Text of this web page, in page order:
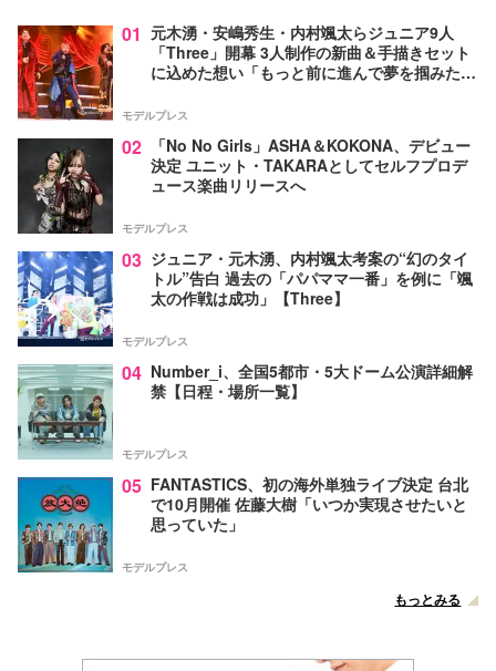
01 元木湧・安嶋秀生・内村颯太らジュニア9人
「Three」開幕 3人制作の新曲＆手描きセット
に込めた想い「もっと前に進んで夢を掴みた
モデルプレス
02
「No No Girls」ASHA＆KOKONA、デビュー
決定 ユニット・TAKARAとしてセルフプロデ
ュース楽曲リリースへ
モデルプレス
03 ジュニア・元木湧、内村颯太考案の“幻のタイ
トル”告白 過去の「パパママ一番」を例に「颯
太の作戦は成功」【Three】
モデルプレス
04 Number_i、全国5都市・5大ドーム公演詳細解
禁【日程・場所一覧】
モデルプレス
05 FANTASTICS、初の海外単独ライブ決定 台北
で10月開催 佐藤大樹「いつか実現させたいと
思っていた」
モデルプレス
もっとみる